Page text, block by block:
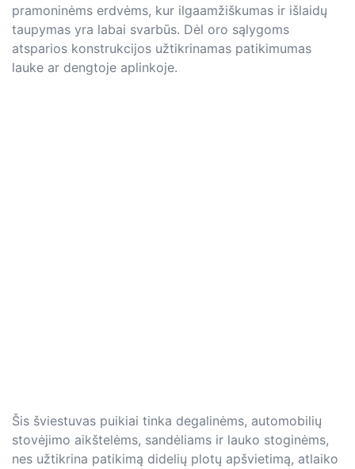
pramoninėms erdvėms, kur ilgaamžiškumas ir išlaidų
taupymas yra labai svarbūs. Dėl oro sąlygoms
atsparios konstrukcijos užtikrinamas patikimumas
lauke ar dengtoje aplinkoje.
Šis šviestuvas puikiai tinka degalinėms, automobilių
stovėjimo aikštelėms, sandėliams ir lauko stoginėms,
nes užtikrina patikimą didelių plotų apšvietimą, atlaiko